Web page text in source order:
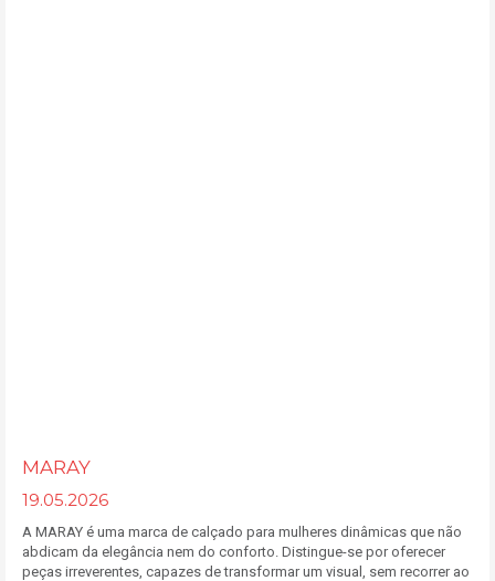
MARAY
19.05.2026
A MARAY é uma marca de calçado para mulheres dinâmicas que não
abdicam da elegância nem do conforto. Distingue-se por oferecer
peças irreverentes, capazes de transformar um visual, sem recorrer ao